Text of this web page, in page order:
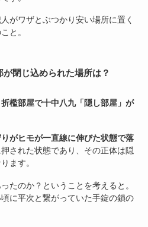
がワザとぶつかり安い場所に置く
と。
閉じ込められた場所は？
折檻部屋で十中八九「隠し部屋」が
がヒモが一直線に伸びた状態で落
された状態であり、その正体は隠
ます。
たのか？ということを考えると。
に平次と繋がっていた手錠の鎖の